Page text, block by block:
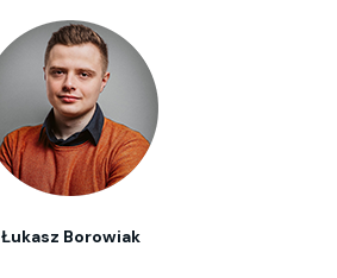
Łukasz Borowiak